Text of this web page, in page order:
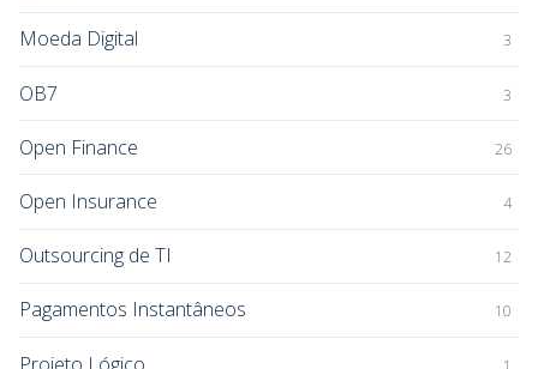
Moeda Digital 3
OB7 3
Open Finance 26
Open Insurance 4
Outsourcing de TI 12
Pagamentos Instantâneos 10
Projeto Lógico